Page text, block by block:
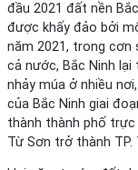
đầu 2021 đất nền
được khấy đảo bởi
năm 2021, trong cơn
cả nước, Bắc Ninh
nhảy múa ở nhiều
của Bắc Ninh giai
thành thành phố
Từ Sơn trở thành